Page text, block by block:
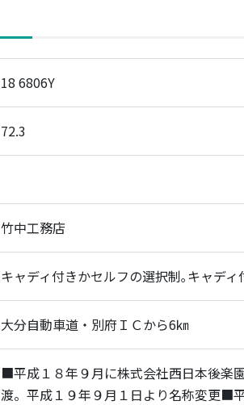
18 6806Y
72.3
竹中工務店
キャディ付きかセルフの選択制｡キャデ
大分自動車道・別府ＩＣから6㎞
■平成１８年９月に株式会社西日本後楽
渡。平成１９年９月１日より名称変更■